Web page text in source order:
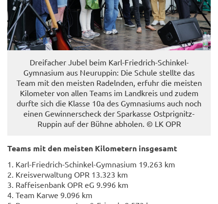
Drei­fa­cher Jubel beim Karl-​Friedrich-Schinkel-
Gymnasium aus Neu­rup­pin: Die Schu­le stell­te das
Team mit den meis­ten Ra­deln­den, er­fuhr die meis­ten
Ki­lo­me­ter von allen Teams im Land­kreis und zudem
durf­te sich die Klas­se 10a des Gym­na­si­ums auch noch
einen Ge­winnerscheck der Spar­kas­se Ostprignitz-​
Ruppin auf der Bühne ab­ho­len. © LK OPR
Teams mit den meis­ten Ki­lo­me­tern ins­ge­samt
1. Karl-​Friedrich-Schinkel-Gymnasium 19.263 km
2. Kreis­ver­wal­tung OPR 13.323 km
3. Raff­ei­sen­bank OPR eG 9.996 km
4. Team Karwe 9.096 km